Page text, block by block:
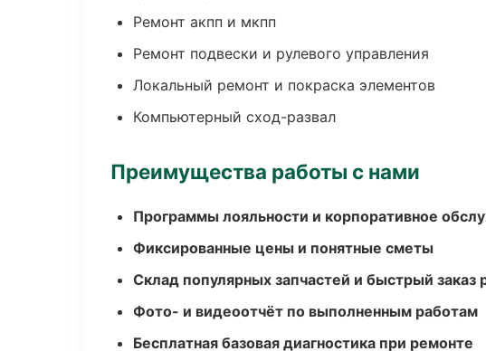
Ремонт акпп и мкпп
Ремонт подвески и рулевого управления
Локальный ремонт и покраска элементов
Компьютерный сход-развал
Преимущества работы с нами
Программы лояльности и корпоративное
Фиксированные цены и понятные сметы
Склад популярных запчастей и быстрый заказ
Фото- и видеоотчёт по выполненным работам
Бесплатная базовая диагностика при ремонте